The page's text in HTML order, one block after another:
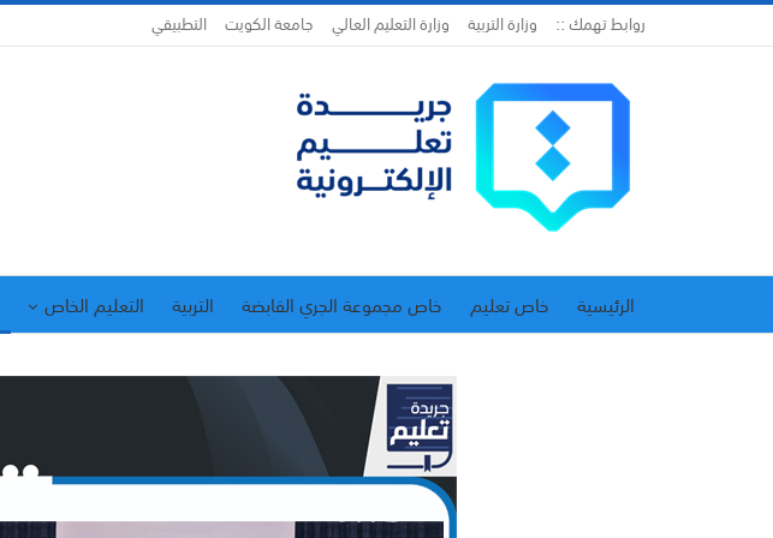
روابط تهمك :: وزارة التربية وزارة التعليم العالي جامعة الكويت التطبيقي
الرئيسية خاص تعليم خاص مجموعة الجري القابضة التربية التعليم الخاص